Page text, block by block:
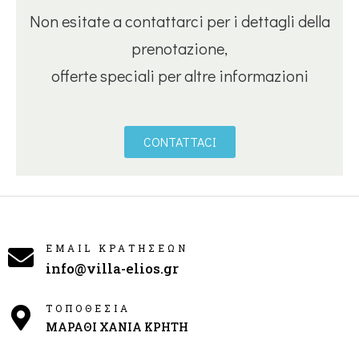
Non esitate a contattarci per i dettagli della
prenotazione,
offerte speciali per altre informazioni
CONTATTACI
EMAIL ΚΡΑΤΗΣΕΩΝ
info@villa-elios.gr
ΤΟΠΟΘΕΣΙΑ
ΜΑΡΑΘΙ ΧΑΝΙΑ ΚΡΗΤΗ